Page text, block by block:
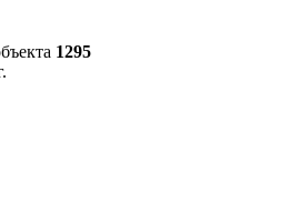
1295